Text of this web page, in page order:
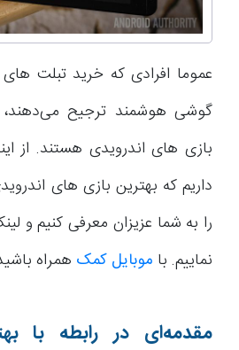
عموما افرادی که خرید تبلت های
گوشی هوشمند ترجیح می‌دهند،
بازی های اندرویدی هستند. از
را به شما عزیزان معرفی کنیم و
نماییم. با موبایل کمک همراه
مقدمه‌ای در رابطه با